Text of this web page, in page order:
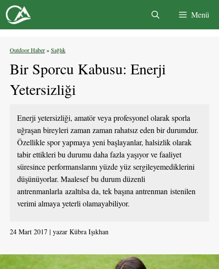
İçeriğe
atla
Menü
Outdoor Haber»Sağlık
Bir Sporcu Kabusu: Enerji
Yetersizliği
Enerji yetersizliği, amatör veya profesyonel olarak sporla
uğraşan bireyleri zaman zaman rahatsız eden bir durumdur.
Özellikle spor yapmaya yeni başlayanlar, halsizlik olarak
tabir ettikleri bu durumu daha fazla yaşıyor ve faaliyet
süresince performanslarını yüzde yüz sergileyemediklerini
düşünüyorlar. Maalesef bu durum düzenli
antrenmanlarla azaltılsa da, tek başına antrenman istenilen
verimi almaya yeterli olamayabiliyor.
24 Mart 2017 yazar Kübra Işıkhan